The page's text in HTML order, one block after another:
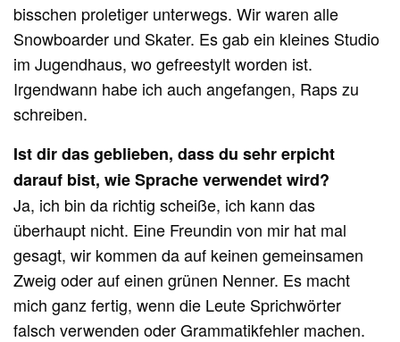
bisschen proletiger unterwegs. Wir waren alle
Snowboarder und Skater. Es gab ein kleines Studio
im Jugendhaus, wo gefreestylt worden ist.
Irgendwann habe ich auch angefangen, Raps zu
schreiben.
Ist dir das geblieben, dass du sehr erpicht
darauf bist, wie Sprache verwendet wird?
Ja, ich bin da richtig scheiße, ich kann das
überhaupt nicht. Eine Freundin von mir hat mal
gesagt, wir kommen da auf keinen gemeinsamen
Zweig oder auf einen grünen Nenner. Es macht
mich ganz fertig, wenn die Leute Sprichwörter
falsch verwenden oder Grammatikfehler machen.